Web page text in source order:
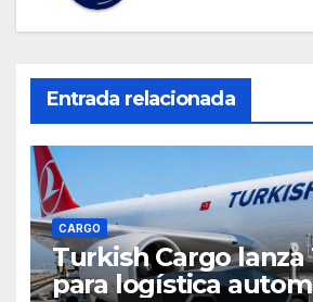
Entrada relacionada
CARGO
Turkish Cargo lanza
para logística